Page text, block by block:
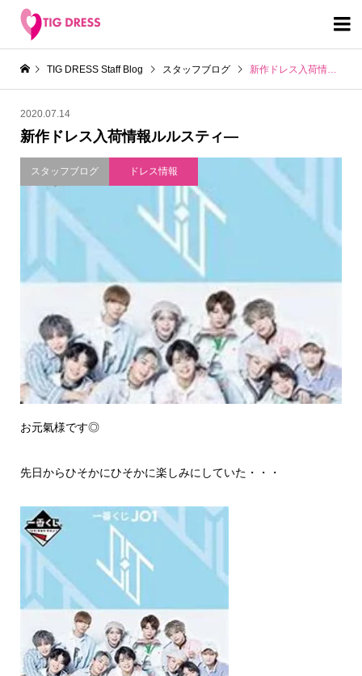

TIG DRESS Staff Blog スタッフブログ 新作ドレス入荷情報ルルスティ―
2020.07.14
新作ドレス入荷情報ルルスティ―
スタッフブログ ドレス情報
お元氣様です◎
先日からひそかにひそかに楽しみにしていた・・・